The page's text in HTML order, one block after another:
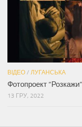
ВІДЕО / ЛУГАНСЬКА
Фотопроект “Розкажи”
13 ГРУ, 2022